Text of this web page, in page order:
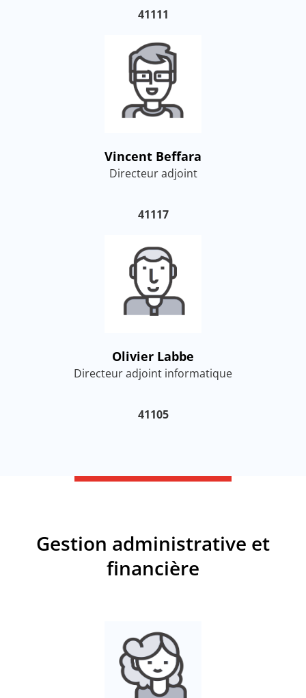
41111
Vincent Beffara
Directeur adjoint
41117
Olivier Labbe
Directeur adjoint informatique
41105
Gestion administrative et
financière